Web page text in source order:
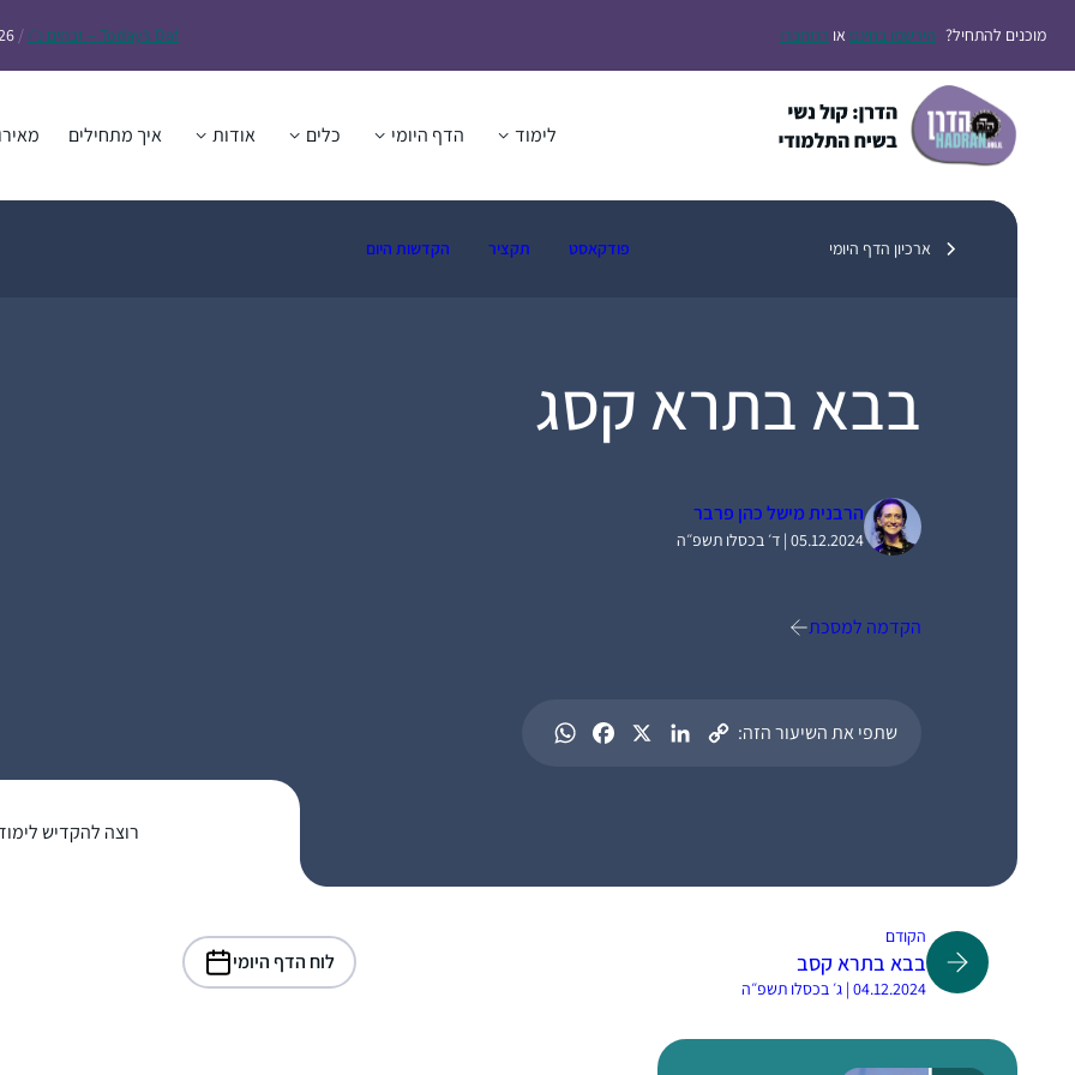
לתוכןמוכנים להתחיל? הירשמו בחינם או התחברו Today’s Daf – זבחים נ״ו /
לימוד הדף היומי כלים אודות איך מתחילים
ארכיון הדף היומי פודקאסט תקציר הקדשות היום
בבא בתרא קסג
הרבנית מישל כהן פרבר
05.12.2024 | ד׳ בכסלו תשפ״ה
הקדמה למסכת
שתפי את השיעור הזה:
רוצה להקדיש
הקודם
בבא בתרא קסב
04.12.2024 | ג׳ בכסלו תשפ״ה
לוח הדף היומי